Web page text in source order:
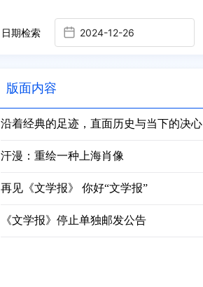
日期检索
版面内容
沿着经典的足迹，直面历史与当下的决心
汗漫：重绘一种上海肖像
再见《文学报》 你好“文学报”
《文学报》停止单独邮发公告